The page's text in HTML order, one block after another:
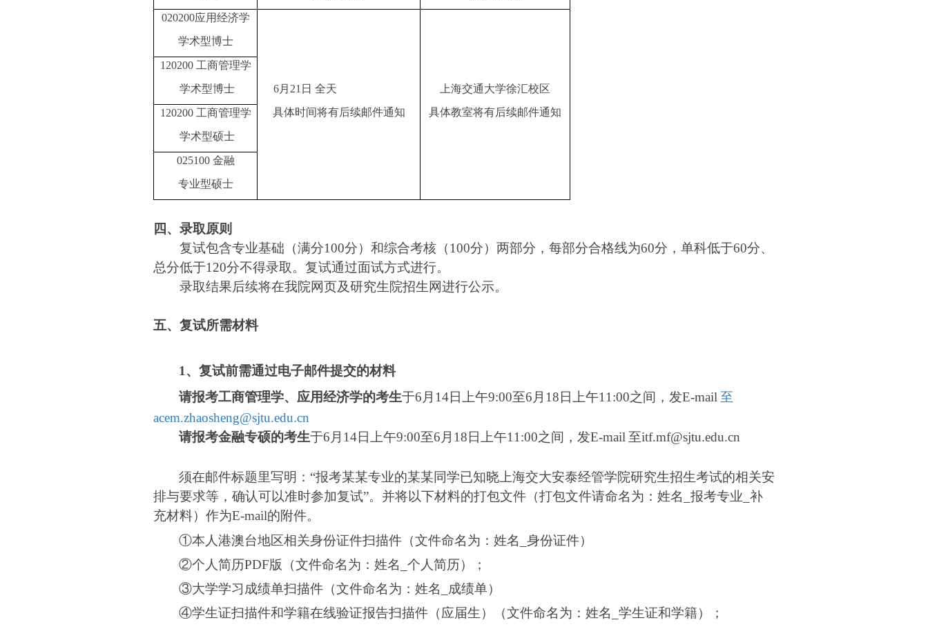
020200应用经济学
学术型博士
6月21日 全天
具体时间将有后续邮件通知
上海交通大学徐汇校区
具体教室将有后续邮件通知
120200 工商管理学
学术型博士
120200 工商管理学
学术型硕士
025100 金融
专业型硕士
四、录取原则
复试包含专业基础（满分100分）和综合考核（100分）两部分，每部分合格线为60分，单科低于60分、
总分低于120分不得录取。复试通过面试方式进行。
录取结果后续将在我院网页及研究生院招生网进行公示。
五、复试所需材料
1 、复试前需通过电子邮件提交的材料
请报考工商管理学、应用经济学的考生于6月14日上午9:00至6月18日上午11:00之间，发E-mail 至
acem.zhaosheng@sjtu.edu.cn
请报考金融专硕的考生于6月14日上午9:00至6月18日上午11:00之间，发E-mail 至itf.mf@sjtu.edu.cn
须在邮件标题里写明：“报考某某专业的某某同学已知晓上海交大安泰经管学院研究生招生考试的相关安
排与要求等，确认可以准时参加复试”。并将以下材料的打包文件（打包文件请命名为：姓名_报考专业_补
充材料）作为E-mail的附件。
①本人港澳台地区相关身份证件扫描件 （文件命名为：姓名_身份证件）
②个人简历PDF版（文件命名为：姓名_个人简历）；
③大学学习成绩单扫描件（文件命名为：姓名_成绩单）
④学生证扫描件和学籍在线验证报告扫描件（应届生）
（文件命名为：姓名_学生证和学籍）；